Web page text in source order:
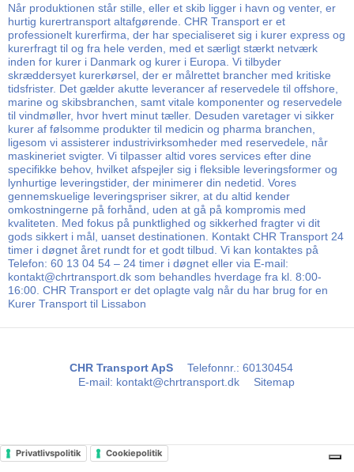
Når produktionen står stille, eller et skib ligger i havn og venter, er
hurtig kurertransport altafgørende. CHR Transport er et
professionelt kurerfirma, der har specialiseret sig i kurer express og
kurerfragt til og fra hele verden, med et særligt stærkt netværk
inden for kurer i Danmark og kurer i Europa. Vi tilbyder
skræddersyet kurerkørsel, der er målrettet brancher med kritiske
tidsfrister. Det gælder akutte leverancer af reservedele til offshore,
marine og skibsbranchen, samt vitale komponenter og reservedele
til vindmøller, hvor hvert minut tæller. Desuden varetager vi sikker
kurer af følsomme produkter til medicin og pharma branchen,
ligesom vi assisterer industrivirksomheder med reservedele, når
maskineriet svigter. Vi tilpasser altid vores services efter dine
specifikke behov, hvilket afspejler sig i fleksible leveringsformer og
lynhurtige leveringstider, der minimerer din nedetid. Vores
gennemskuelige leveringspriser sikrer, at du altid kender
omkostningerne på forhånd, uden at gå på kompromis med
kvaliteten. Med fokus på punktlighed og sikkerhed fragter vi dit
gods sikkert i mål, uanset destinationen. Kontakt CHR Transport 24
timer i døgnet året rundt for et godt tilbud. Vi kan kontaktes på
Telefon: 60 13 04 54 – 24 timer i døgnet eller via E-mail:
kontakt@chrtransport.dk som behandles hverdage fra kl. 8:00-
16:00. CHR Transport er det oplagte valg når du har brug for en
Kurer Transport til Lissabon
CHR Transport ApS Telefonnr.: 60130454
E-mail: kontakt@chrtransport.dk Sitemap
Privatlivspolitik Cookiepolitik